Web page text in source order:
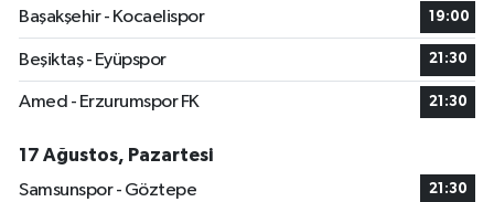
Başakşehir - Kocaelispor
19:00
Beşiktaş - Eyüpspor 21:30
Amed - Erzurumspor FK 21:30
17 Ağustos, Pazartesi
Samsunspor - Göztepe
21:30